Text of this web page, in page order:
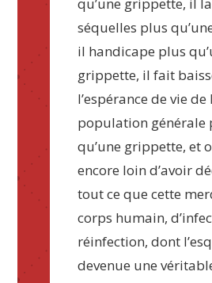
séquelles plus
il handicape plus
grippette, il fait
l’espérance de vie de
population générale
qu’une grippette, et
encore loin d’avoir
tout ce que cette
corps humain,
réinfection, dont
devenue une